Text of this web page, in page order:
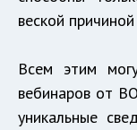
веской
Всем этим
вебинаров от
уникальные